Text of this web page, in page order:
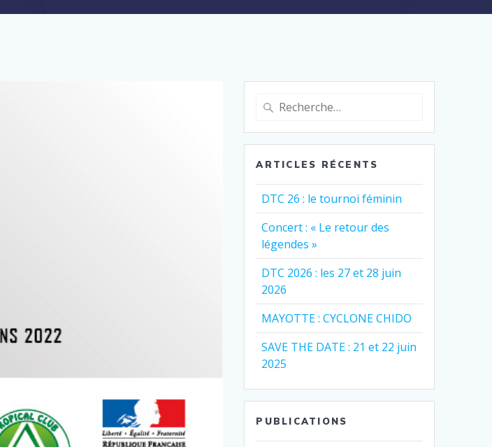
Recherche
:
ARTICLES RÉCENTS
DTC 26 : le tournoi féminin
Concert : « Le retour des
légendes »
DTC 2026 : les 27 et 28 juin
2026
MAYOTTE : CYCLONE CHIDO
SAVE THE DATE : 21 et 22 juin
2025
PUBLICATIONS